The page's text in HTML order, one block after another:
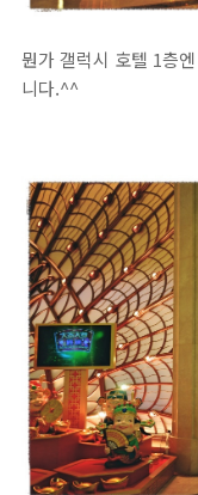
뭔가 갤럭시 호텔 1층
니다.^^